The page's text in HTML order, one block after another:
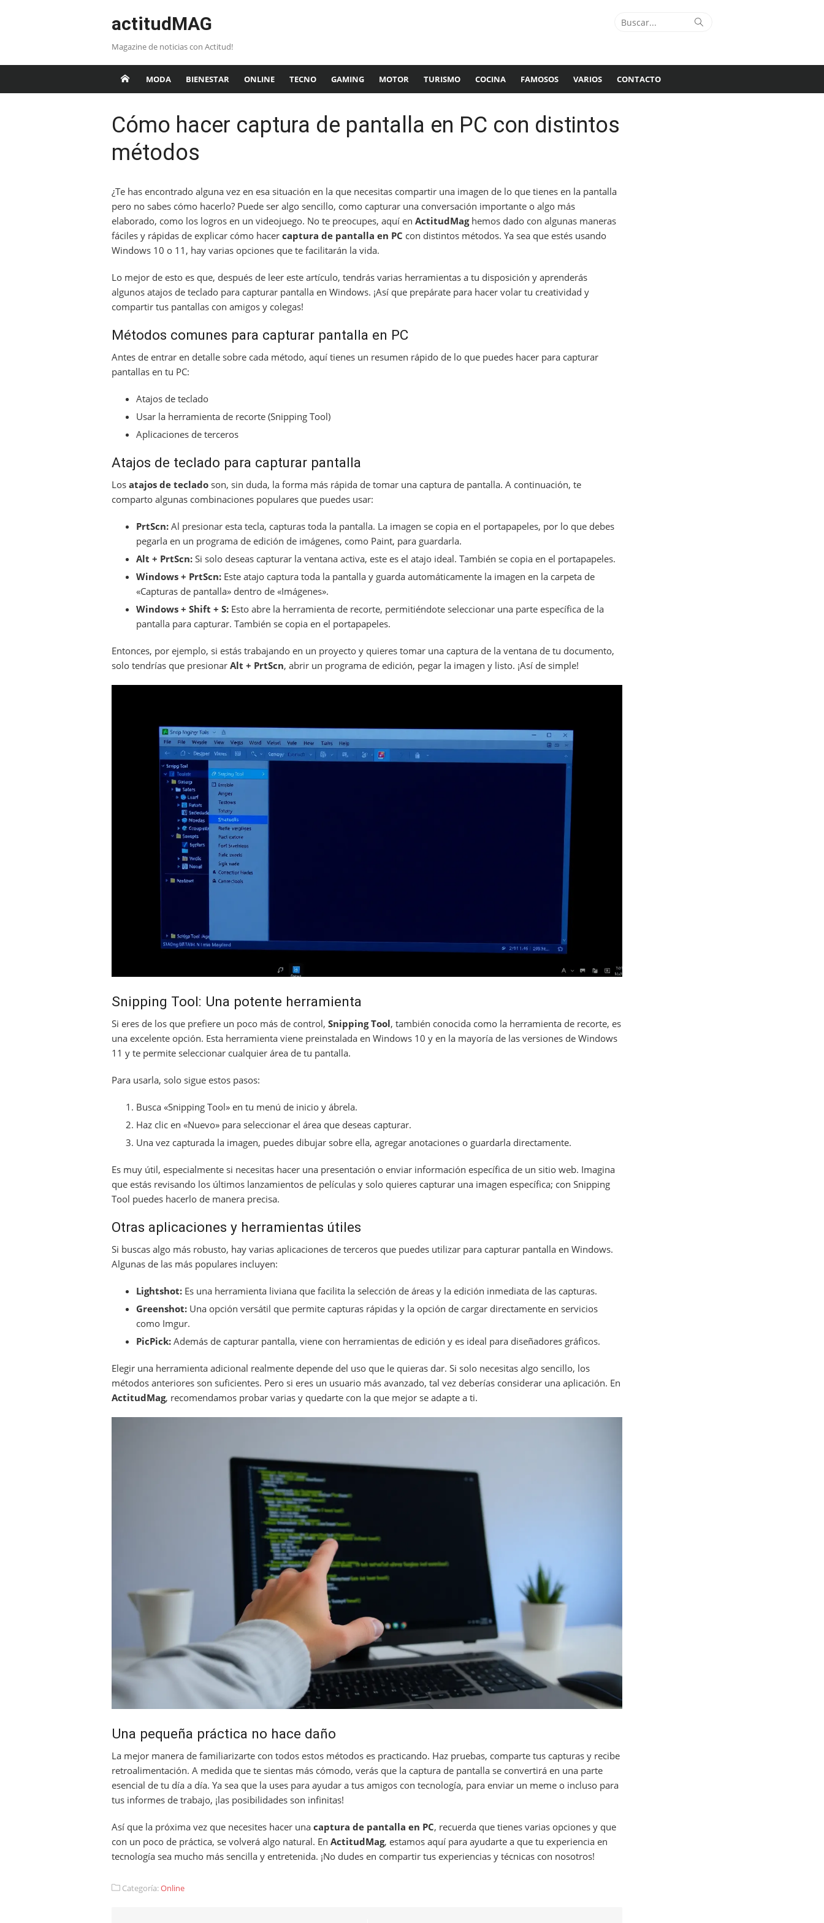
actitudMAG
Magazine de noticias con Actitud!
Buscar: Buscar
MODA BIENESTAR ONLINE TECNO GAMING MOTOR TURISMO COCINA FAMOSOS VARIOS CONTACTO
Cómo hacer captura de pantalla en PC con distintos
métodos
¿Te has encontrado alguna vez en esa situación en la que necesitas compartir una imagen de lo que tienes en la pantalla
pero no sabes cómo hacerlo? Puede ser algo sencillo, como capturar una conversación importante o algo más
elaborado, como los logros en un videojuego. No te preocupes, aquí en ActitudMaghemos dado con algunas maneras
fáciles y rápidas de explicar cómo hacer captura de pantalla en PC con distintos métodos. Ya sea que estés usando
Windows 10 o 11, hay varias opciones que te facilitarán la vida.
Lo mejor de esto es que, después de leer este artículo, tendrás varias herramientas a tu disposición y aprenderás
algunos atajos de teclado para capturar pantalla en Windows. ¡Así que prepárate para hacer volar tu creatividad y
compartir tus pantallas con amigos y colegas!
Métodos comunes para capturar pantalla en PC
Antes de entrar en detalle sobre cada método, aquí tienes un resumen rápido de lo que puedes hacer para capturar
pantallas en tu PC:
Atajos de teclado
Usar la herramienta de recorte (Snipping Tool)
Aplicaciones de terceros
Atajos de teclado para capturar pantalla
Los atajos de teclado son, sin duda, la forma más rápida de tomar una captura de pantalla. A continuación, te
comparto algunas combinaciones populares que puedes usar:
PrtScn: Al presionar esta tecla, capturas toda la pantalla. La imagen se copia en el portapapeles, por lo que debes
pegarla en un programa de edición de imágenes, como Paint, para guardarla.
Alt + PrtScn: Si solo deseas capturar la ventana activa, este es el atajo ideal. También se copia en el portapapeles.
Windows + PrtScn: Este atajo captura toda la pantalla y guarda automáticamente la imagen en la carpeta de
«Capturas de pantalla» dentro de «Imágenes».
Windows + Shift + S: Esto abre la herramienta de recorte, permitiéndote seleccionar una parte específica de la
pantalla para capturar. También se copia en el portapapeles.
Entonces, por ejemplo, si estás trabajando en un proyecto y quieres tomar una captura de la ventana de tu documento,
solo tendrías que presionar Alt + PrtScn, abrir un programa de edición, pegar la imagen y listo. ¡Así de simple!
Snipping Tool: Una potente herramienta
Si eres de los que prefiere un poco más de control, Snipping Tool, también conocida como la herramienta de recorte, es
una excelente opción. Esta herramienta viene preinstalada en Windows 10 y en la mayoría de las versiones de Windows
11 y te permite seleccionar cualquier área de tu pantalla.
Para usarla, solo sigue estos pasos:
Busca «Snipping Tool» en tu menú de inicio y ábrela.
Haz clic en «Nuevo» para seleccionar el área que deseas capturar.
Una vez capturada la imagen, puedes dibujar sobre ella, agregar anotaciones o guardarla directamente.
Es muy útil, especialmente si necesitas hacer una presentación o enviar información específica de un sitio web. Imagina
que estás revisando los últimos lanzamientos de películas y solo quieres capturar una imagen específica; con Snipping
Tool puedes hacerlo de manera precisa.
Otras aplicaciones y herramientas útiles
Si buscas algo más robusto, hay varias aplicaciones de terceros que puedes utilizar para capturar pantalla en Windows.
Algunas de las más populares incluyen:
Lightshot: Es una herramienta liviana que facilita la selección de áreas y la edición inmediata de las capturas.
Greenshot: Una opción versátil que permite capturas rápidas y la opción de cargar directamente en servicios
como Imgur.
PicPick: Además de capturar pantalla, viene con herramientas de edición y es ideal para diseñadores gráficos.
Elegir una herramienta adicional realmente depende del uso que le quieras dar. Si solo necesitas algo sencillo, los
métodos anteriores son suficientes. Pero si eres un usuario más avanzado, tal vez deberías considerar una aplicación. En
ActitudMag, recomendamos probar varias y quedarte con la que mejor se adapte a ti.
Una pequeña práctica no hace daño
La mejor manera de familiarizarte con todos estos métodos es practicando. Haz pruebas, comparte tus capturas y recibe
retroalimentación. A medida que te sientas más cómodo, verás que la captura de pantalla se convertirá en una parte
esencial de tu día a día. Ya sea que la uses para ayudar a tus amigos con tecnología, para enviar un meme o incluso para
tus informes de trabajo, ¡las posibilidades son infinitas!
Así que la próxima vez que necesites hacer una captura de pantalla en PC, recuerda que tienes varias opciones y que
con un poco de práctica, se volverá algo natural. En ActitudMag, estamos aquí para ayudarte a que tu experiencia en
tecnología sea mucho más sencilla y entretenida. ¡No dudes en compartir tus experiencias y técnicas con nosotros!
Categoría:Online